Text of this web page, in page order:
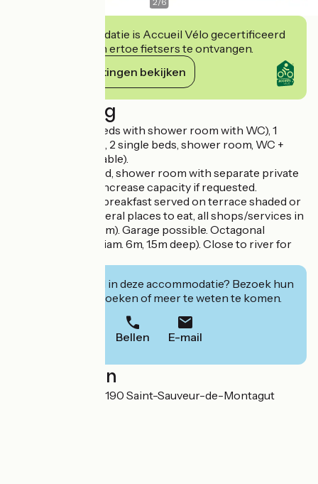
Deze accommodatie is Accueil Vélo gecertificeerd
en verbindt zich ertoe fietsers te ontvangen.
Haar verplichtingen bekijken
Beschrijving
1 room (2 single beds with shower room with WC), 1
room (double bed, 2 single beds, shower room, WC +
kitchen area available).
1 room (double bed, shower room with separate private
WC). Possible to increase capacity if requested.
If weather allows, breakfast served on terrace shaded or
in living room. Several places to eat, all shops/services in
village (about 200m). Garage possible. Octagonal
swimming pool (diam. 6m, 1.5m deep). Close to river for
Geïnteresseerd in deze accommodatie? Bezoek hun
website om te boeken of meer te weten te komen.
Bellen E-mail
Localisation
56 Grande Rue 07190 Saint-Sauveur-de-Montagut